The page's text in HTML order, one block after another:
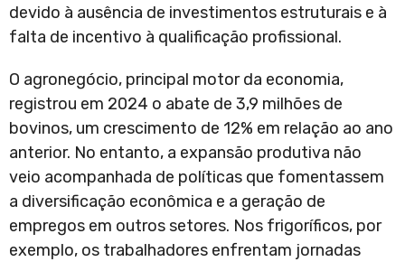
devido à ausência de investimentos estruturais e à
falta de incentivo à qualificação profissional.
O agronegócio, principal motor da economia,
registrou em 2024 o abate de 3,9 milhões de
bovinos, um crescimento de 12% em relação ao ano
anterior. No entanto, a expansão produtiva não
veio acompanhada de políticas que fomentassem
a diversificação econômica e a geração de
empregos em outros setores. Nos frigoríficos, por
exemplo, os trabalhadores enfrentam jornadas